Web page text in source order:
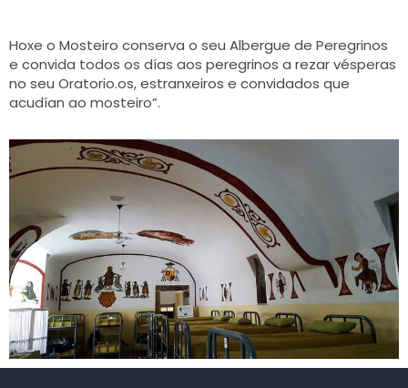
Hoxe o Mosteiro conserva o seu Albergue de Peregrinos
e convida todos os días aos peregrinos a rezar vésperas
no seu Oratorio.os, estranxeiros e convidados que
acudían ao mosteiro”.